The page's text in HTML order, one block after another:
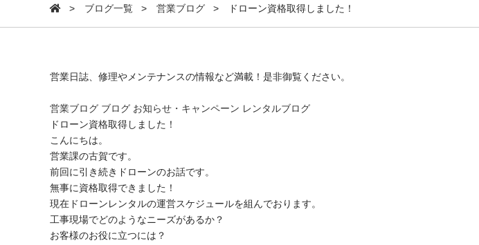
ブログ一覧 営業ブログ ドローン資格取得しました！
営業日誌、修理やメンテナンスの情報など満載！是非御覧ください。
営業ブログ ブログ お知らせ・キャンペーン レンタルブログ
ドローン資格取得しました！
こんにちは。
営業課の古賀です。
前回に引き続きドローンのお話です。
無事に資格取得できました！
現在ドローンレンタルの運営スケジュールを組んでおります。
工事現場でどのようなニーズがあるか？
お客様のお役に立つには？